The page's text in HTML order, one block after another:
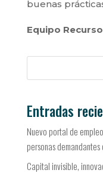
buenas
Equipo
Entradas
Nuevo portal de
personas
Capital invisible,